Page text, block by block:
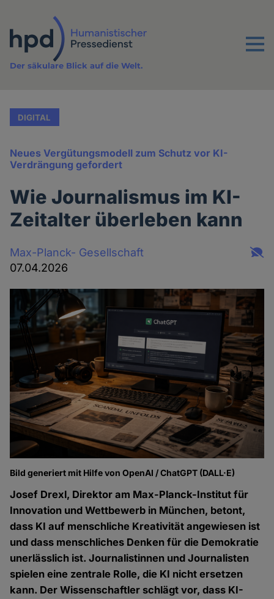
Inhalt
Menu
Der säkulare Blick auf die Welt.
DIGITAL
Neues Vergütungsmodell zum Schutz vor KI-
Verdrängung gefordert
Wie Journalismus im KI-
Zeitalter überleben kann
Max-Planck- Gesellschaft
07.04.2026
Bild generiert mit Hilfe von OpenAI / ChatGPT (DALL·E)
Josef Drexl, Direktor am Max-Planck-Institut für
Innovation und Wettbewerb in München, betont,
dass KI auf menschliche Kreativität angewiesen ist
und dass menschliches Denken für die Demokratie
unerlässlich ist. Journalistinnen und Journalisten
spielen eine zentrale Rolle, die KI nicht ersetzen
kann. Der Wissenschaftler schlägt vor, dass KI-